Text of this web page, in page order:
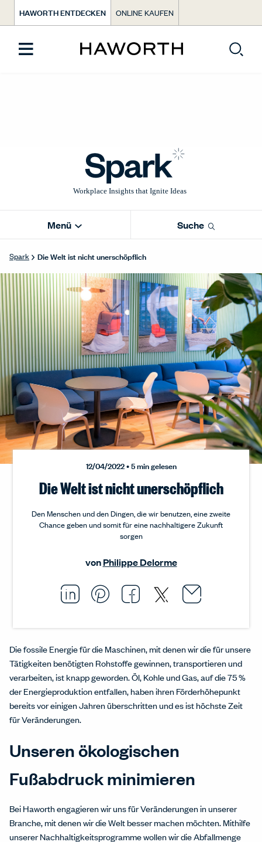
HAWORTH ENTDECKEN ONLINE KAUFEN
Menü Suche
Spark Die Welt ist nicht unerschöpflich
12/04/2022 • 5 min gelesen
Die Welt ist nicht unerschöpflich
Den Menschen und den Dingen, die wir benutzen, eine zweite
Chance geben und somit für eine nachhaltigere Zukunft
sorgen
vonPhilippe Delorme
Share this article on
Opens in a new
Pin this article on
Opens in a new
Share this
Opens in a
Share this
Opens in
Email
Opens
Die fossile Energie für die Maschinen, mit denen wir die für unsere
Tätigkeiten benötigten Rohstoffe gewinnen, transportieren und
verarbeiten, ist knapp geworden. Öl, Kohle und Gas, auf die 75 %
der Energieproduktion entfallen, haben ihren Förderhöhepunkt
bereits vor einigen Jahren überschritten und es ist höchste Zeit
für Veränderungen.
Unseren ökologischen
Fußabdruck minimieren
Bei Haworth engagieren wir uns für Veränderungen in unserer
Branche, mit denen wir die Welt besser machen möchten. Mithilfe
unserer Nachhaltigkeitsprogramme wollen wir die Abfallmenge